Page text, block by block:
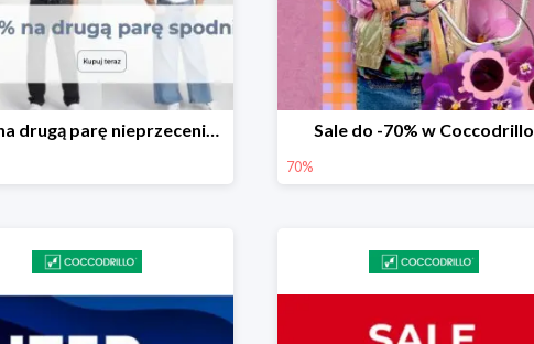
-50% na drugą parę nieprzecenionych spodni Sale do -70% w Coccodrillo
70%